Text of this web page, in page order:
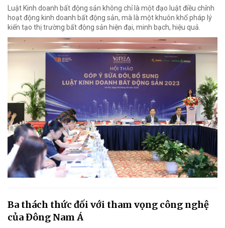
Luật Kinh doanh bất động sản không chỉ là một đạo luật điều chỉnh
hoạt động kinh doanh bất động sản, mà là một khuôn khổ pháp lý
kiến tạo thị trường bất động sản hiện đại, minh bạch, hiệu quả.
Ba thách thức đối với tham vọng công nghệ
của Đông Nam Á